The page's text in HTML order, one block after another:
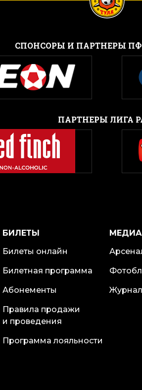
CПОНСОРЫ И ПАРТНЕРЫ
ПАРТНЕРЫ ЛИГА
БИЛЕТЫ
Билеты онлайн
Билетная программа
Абонементы
Правила продажи
и проведения
Программа лояльности
МЕДИА